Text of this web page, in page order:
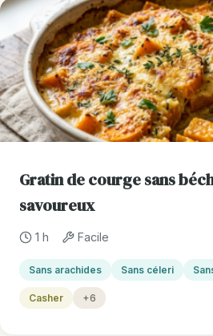
Gratin de courge sans
savoureux
1 h Facile
Sans arachides Sans céleri
Casher +6